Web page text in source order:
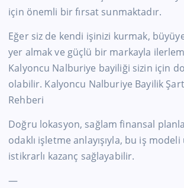
için önemli bir fırsat sunmaktadır.
Eğer siz de kendi işinizi kurmak,
yer almak ve güçlü bir markayla
Kalyoncu Nalburiye bayiliği sizin için
olabilir. Kalyoncu Nalburiye Bayilik
Rehberi
Doğru lokasyon, sağlam finansal
odaklı işletme anlayışıyla, bu iş
istikrarlı kazanç sağlayabilir.
—